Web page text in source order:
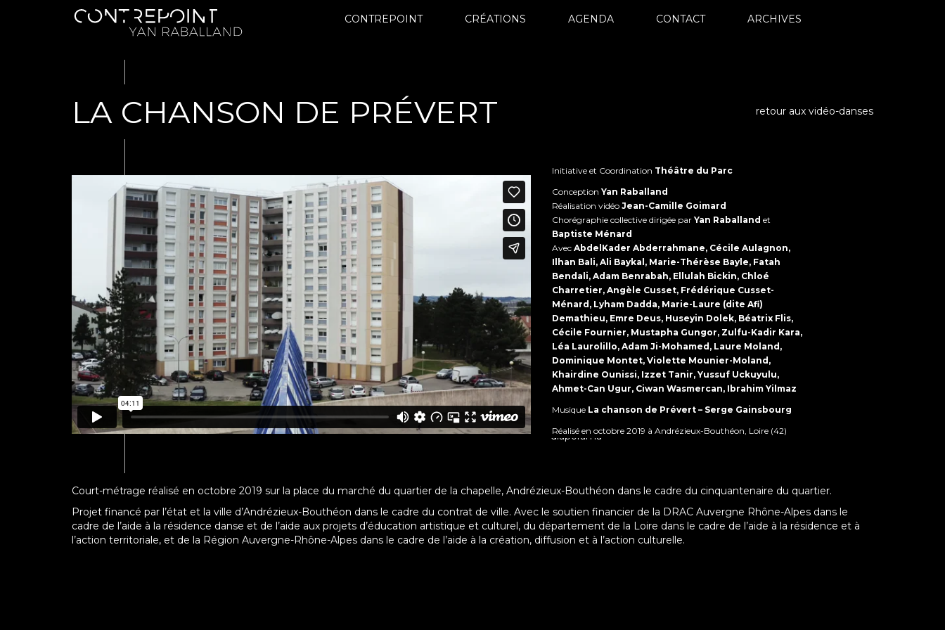
CONTREPOINT CRÉATIONS AGENDA CONTACT ARCHIVES
LA CHANSON DE PRÉVERT retour aux vidéo-danses
diaporama
Initiative et Coordination Théâtre du Parc
Conception Yan Raballand
Réalisation vidéo Jean-Camille Goimard
Chorégraphie collective dirigée par Yan Raballand et
Baptiste Ménard
Avec AbdelKader Abderrahmane, Cécile Aulagnon,
Ilhan Bali, Ali Baykal, Marie-Thérèse Bayle, Fatah
Bendali, Adam Benrabah, Ellulah Bickin, Chloé
Charretier, Angèle Cusset, Frédérique Cusset-
Ménard, Lyham Dadda, Marie-Laure (dite Afi)
Demathieu, Emre Deus, Huseyin Dolek, Béatrix Flis,
Cécile Fournier, Mustapha Gungor, Zulfu-Kadir Kara,
Léa Laurolillo, Adam Ji-Mohamed, Laure Moland,
Dominique Montet, Violette Mounier-Moland,
Khairdine Ounissi, Izzet Tanir, Yussuf Uckuyulu,
Ahmet-Can Ugur, Ciwan Wasmercan, Ibrahim Yilmaz
Musique La chanson de Prévert – Serge Gainsbourg
Réalisé en octobre 2019 à Andrézieux-Bouthéon, Loire (42)
Court-métrage réalisé en octobre 2019 sur la place du marché du quartier de la chapelle, Andrézieux-Bouthéon dans le cadre du cinquantenaire du quartier.
Projet financé par l’état et la ville d’Andrézieux-Bouthéon dans le cadre du contrat de ville. Avec le soutien financier de la DRAC Auvergne Rhône-Alpes dans le
cadre de l’aide à la résidence danse et de l’aide aux projets d’éducation artistique et culturel, du département de la Loire dans le cadre de l’aide à la résidence et à
l’action territoriale, et de la Région Auvergne-Rhône-Alpes dans le cadre de l’aide à la création, diffusion et à l’action culturelle.